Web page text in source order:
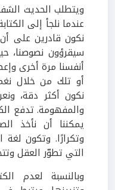
ويتطلب الحديث
عندما نلجأ إلى
نكون قادرين على
سيقرؤون نصوصنا،
أنفسنا مرة أخرى
أو تلك من خلال
نكون أكثر دقة،
والمفهومة. تدفع
يمكننا أن نأخذ
وتكرارًا. وتكون
التي تطوّر العقل
وبالنسبة لعدم